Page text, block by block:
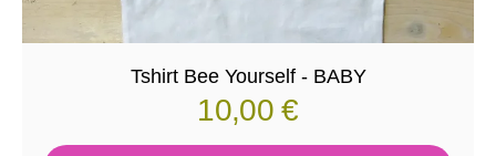
Tshirt Bee Yourself - BABY
10,00€